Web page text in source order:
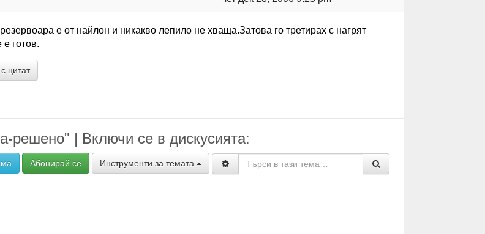
е от найлон и никакво лепило не хваща.Затова го третирах с нагрят
е готов.
цитат
решено" | Включи се в дискусията:
Абонирай се Инструменти за темата